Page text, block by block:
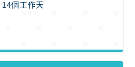
14個工作天